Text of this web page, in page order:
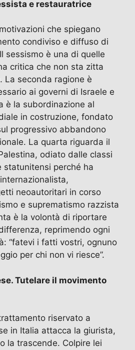
e restauratrice
che spiegano
condiviso e diffuso di
sessismo è una di quelle
critica che non sta zitta
La seconda ragione è
ai governi di Israele e
è la subordinazione al
in costruzione, fondato
progressivo abbandono
La quarta riguarda il
odiato dalle classi
statunitensi perché ha
neoautoritari in corso
e suprematismo razzista
è la volontà di riportare
reprimendo ogni
“fatevi i fatti vostri, ognuno
per chi non vi riesce”.
Tutelare il movimento
riservato a
in Italia attacca la giurista,
la trascende. Colpire lei